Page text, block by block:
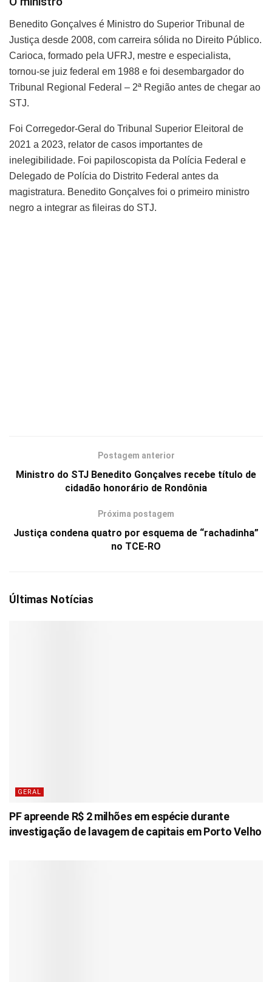
Benedito Gonçalves é Ministro do Superior Tribunal de
Justiça desde 2008, com carreira sólida no Direito Público.
Carioca, formado pela UFRJ, mestre e especialista,
tornou-se juiz federal em 1988 e foi desembargador do
Tribunal Regional Federal – 2ª Região antes de chegar ao
STJ.
Foi Corregedor-Geral do Tribunal Superior Eleitoral de
2021 a 2023, relator de casos importantes de
inelegibilidade. Foi papiloscopista da Polícia Federal e
Delegado de Polícia do Distrito Federal antes da
magistratura. Benedito Gonçalves foi o primeiro ministro
negro a integrar as fileiras do STJ.
Postagem anterior
Ministro do STJ Benedito Gonçalves recebe título de
cidadão honorário de Rondônia
Próxima postagem
Justiça condena quatro por esquema de “rachadinha”
no TCE-RO
Últimas Notícias
GERAL
PF apreende R$ 2 milhões em espécie durante
investigação de lavagem de capitais em Porto Velho